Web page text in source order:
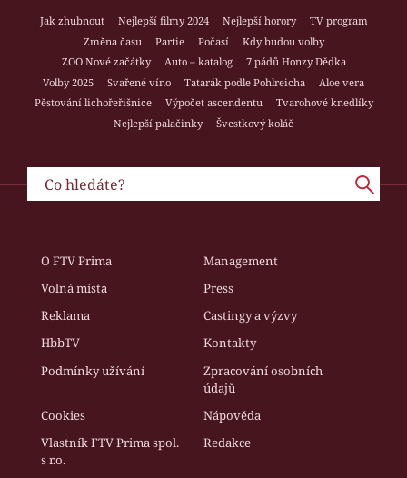
Jak zhubnout Nejlepší filmy 2024 Nejlepší horory
TV program
Změna času
Partie Počasí
Kdy budou volby
ZOO Nové začátky
Auto – katalog
7 pádů Honzy Dědka
Volby 2025
Svařené víno Tatarák podle Pohlreicha
Aloe vera
Pěstování lichořeřišnice
Výpočet ascendentu
Tvarohové knedlíky
Nejlepší palačinky
Švestkový koláč
O FTV Prima
Management
Volná místa
Press
Reklama
Castingy a výzvy
HbbTV
Kontakty
Podmínky užívání
Zpracování osobních
údajů
Cookies
Nápověda
Vlastník FTV Prima spol.
s r.o.
Redakce